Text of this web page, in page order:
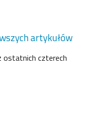
artykułów
ostatnich czterech